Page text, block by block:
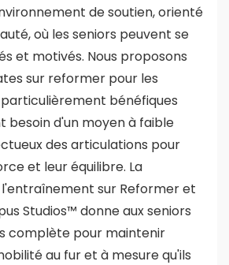
de soutien, orienté
où les seniors peuvent se
et motivés. Nous proposons
sur reformer pour les
particulièrement bénéfiques
besoin d'un moyen à faible
des articulations pour
et leur équilibre. La
sur Reformer et
Studios™ donne aux seniors
complète pour maintenir
au fur et à mesure qu'ils